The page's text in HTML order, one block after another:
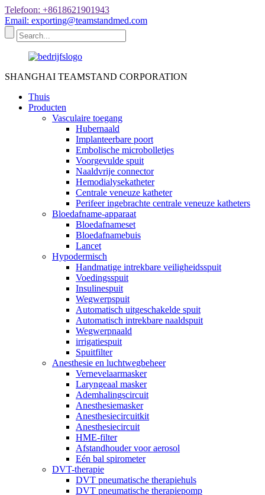
Telefoon: +8618621901943
Email: exporting@teamstandmed.com
SHANGHAI TEAMSTAND CORPORATION
Thuis
Producten
Vasculaire toegang
Hubernaald
Implanteerbare poort
Embolische microbolletjes
Voorgevulde spuit
Naaldvrije connector
Hemodialysekatheter
Centrale veneuze katheter
Perifeer ingebrachte centrale veneuze katheters
Bloedafname-apparaat
Bloedafnameset
Bloedafnamebuis
Lancet
Hypodermisch
Handmatige intrekbare veiligheidsspuit
Voedingsspuit
Insulinespuit
Wegwerpspuit
Automatisch uitgeschakelde spuit
Automatisch intrekbare naaldspuit
Wegwerpnaald
irrigatiespuit
Spuitfilter
Anesthesie en luchtwegbeheer
Vernevelaarmasker
Laryngeaal masker
Ademhalingscircuit
Anesthesiemasker
Anesthesiecircuitkit
Anesthesiecircuit
HME-filter
Afstandhouder voor aerosol
Eén bal spirometer
DVT-therapie
DVT pneumatische therapiehuls
DVT pneumatische therapiepomp